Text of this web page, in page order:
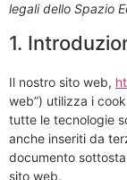
legali dello Spazio
1.
Il nostro sito web,
web”) utilizza i
tutte le tecnologie
anche inseriti da
documento
sito web.